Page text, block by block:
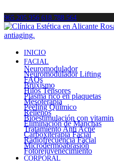
965 205 956 618 788 564
INICIO
FACIAL
Neuromodulador
Neuromodulador Lifting
FAQs
Bruxismo
Hilos Tensores
Plasma rico en plaquetas
Mesoterapia
Peeling Químico
Rellenos
Bioestimulación con
Eliminación de Manchas
Tratamiento Anti Acné
Carboxiterapia Facial
Radiofrecuencia Facial
Microdermoabrasión
Fotorejuvenecimiento
CORPORAL